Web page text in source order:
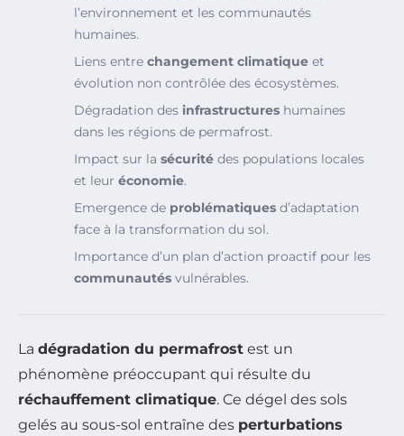
l’environnement et les communautés
humaines.
Liens entre changement climatique et
évolution non contrôlée des écosystèmes.
Dégradation des infrastructures humaines
dans les régions de permafrost.
Impact sur la sécurité des populations locales
et leur économie.
Emergence de problématiques d’adaptation
face à la transformation du sol.
Importance d’un plan d’action proactif pour les
communautés vulnérables.
La dégradation du permafrost est un
phénomène préoccupant qui résulte du
réchauffement climatique. Ce dégel des sols
gelés au sous-sol entraîne des perturbations